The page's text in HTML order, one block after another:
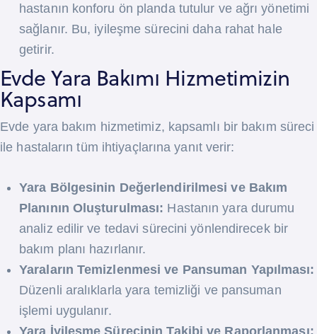
hastanın konforu ön planda tutulur ve ağrı yönetimi
sağlanır. Bu, iyileşme sürecini daha rahat hale
getirir.
Evde Yara Bakımı Hizmetimizin
Kapsamı
Evde yara bakım hizmetimiz, kapsamlı bir bakım süreci
ile hastaların tüm ihtiyaçlarına yanıt verir:
Yara Bölgesinin Değerlendirilmesi ve Bakım
Planının Oluşturulması: Hastanın yara durumu
analiz edilir ve tedavi sürecini yönlendirecek bir
bakım planı hazırlanır.
Yaraların Temizlenmesi ve Pansuman Yapılması:
Düzenli aralıklarla yara temizliği ve pansuman
işlemi uygulanır.
Yara İyileşme Sürecinin Takibi ve Raporlanması: